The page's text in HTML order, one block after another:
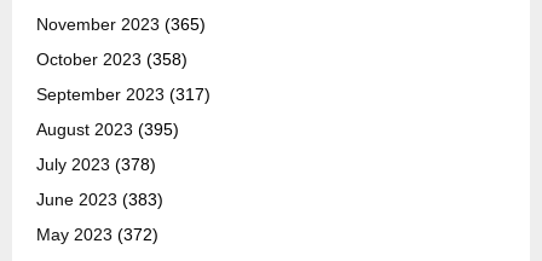
November 2023 (365)
October 2023 (358)
September 2023 (317)
August 2023 (395)
July 2023 (378)
June 2023 (383)
May 2023 (372)